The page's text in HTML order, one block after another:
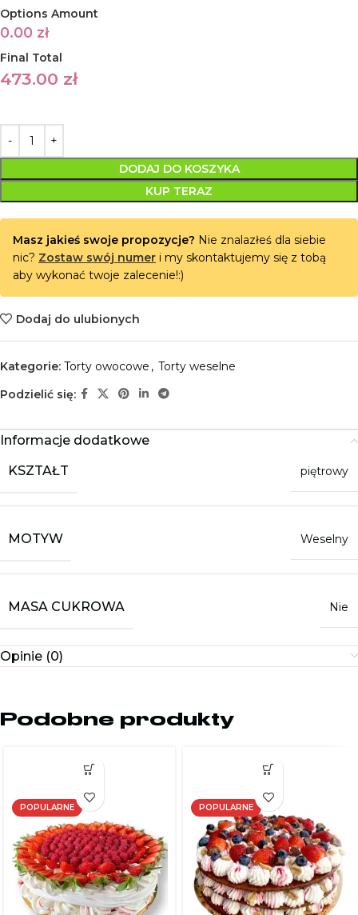
Options Amount
0.00 zł
Final Total
473.00 zł
DODAJ DO KOSZYKA
KUP TERAZ
Masz jakieś swoje propozycje? Nie znalazłeś dla siebie
nic? Zostaw swój numer i my skontaktujemy się z tobą
aby wykonać twoje zalecenie!:)
Dodaj do ulubionych
Kategorie: Torty owocowe , Torty weselne
Podzielić się:
Informacje dodatkowe
KSZTAŁT
piętrowy
MOTYW Weselny
MASA CUKROWA Nie
Opinie (0)
Podobne produkty
POPULARNE POPULARNE